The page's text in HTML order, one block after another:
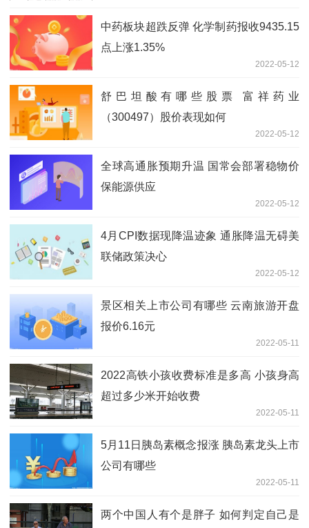
中药板块超跌反弹 化学制药报收9435.15
点上涨1.35%
2022-05-12
舒巴坦酸有哪些股票 富祥药业
（300497）股价表现如何
2022-05-12
全球高通胀预期升温 国常会部署稳物价
保能源供应
2022-05-12
4月CPI数据现降温迹象 通胀降温无碍美
联储政策决心
2022-05-12
景区相关上市公司有哪些 云南旅游开盘
报价6.16元
2022-05-11
2022高铁小孩收费标准是多高 小孩身高
超过多少米开始收费
2022-05-11
5月11日胰岛素概念报涨 胰岛素龙头上市
公司有哪些
2022-05-11
两个中国人有个是胖子 如何判定自己是